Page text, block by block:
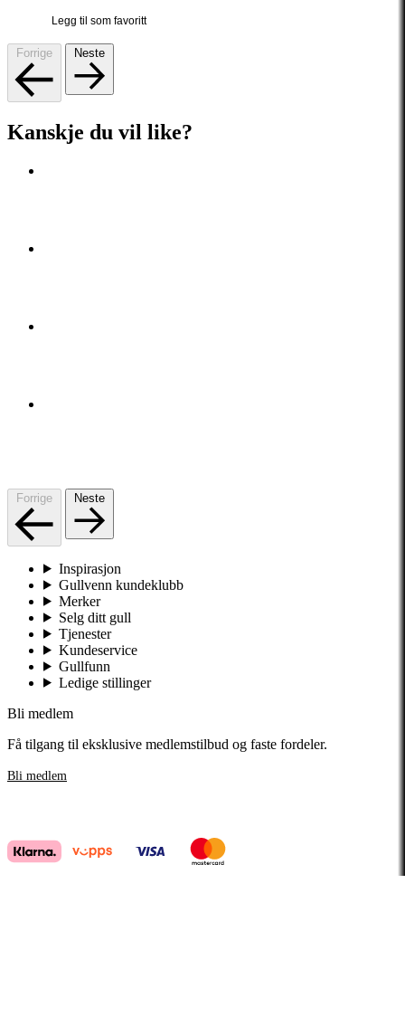
Legg til som favoritt
Forrige Neste
Kanskje du vil like?
Forrige Neste
Inspirasjon
Gullvenn kundeklubb
Merker
Selg ditt gull
Tjenester
Kundeservice
Gullfunn
Ledige stillinger
Bli medlem
Få tilgang til eksklusive medlemstilbud og faste fordeler.
Bli medlem